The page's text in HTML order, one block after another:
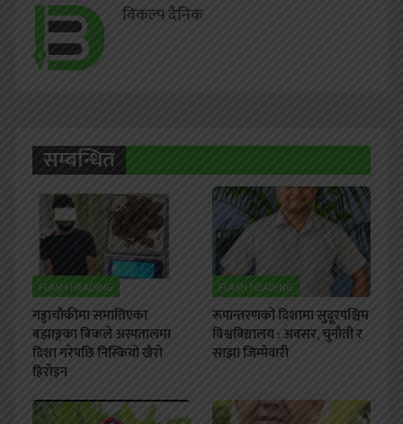
विकल्प दैनिक
सम्बन्धित
FLASH HEADING
गड्डाचौकीमा समातिएका
बझाङ्गका बिकले अस्पतालमा
दिशा गरेपछि निस्कियो खैरो
हिरोइन
FLASH HEADING
रूपान्तरणको दिशामा सुदूरपश्चिम
विश्वविद्यालय : अवसर, चुनौती र
साझा जिम्मेवारी